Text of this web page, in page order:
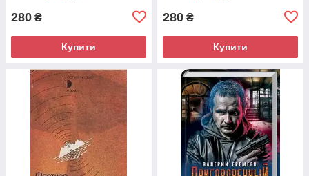
280 ₴
Купити
280 ₴
Купити